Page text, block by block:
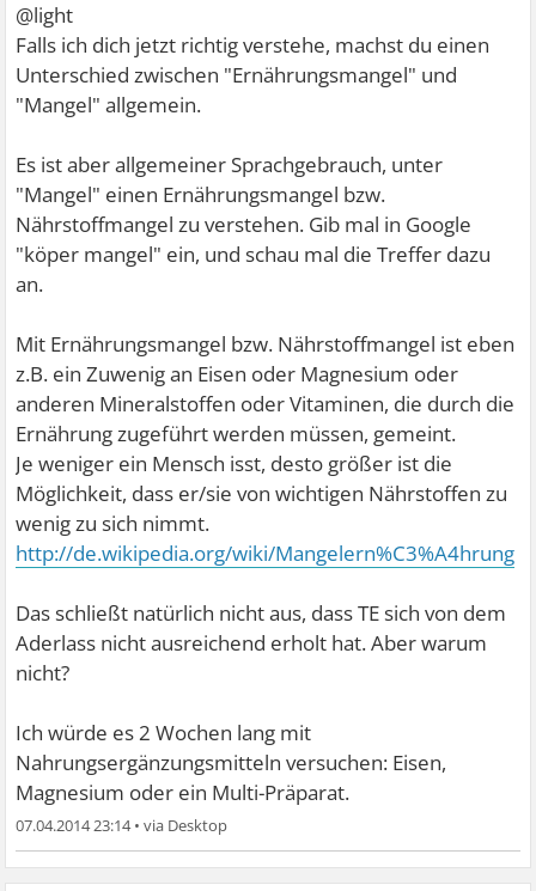
@light
Falls ich dich jetzt richtig verstehe, machst du einen
Unterschied zwischen "Ernährungsmangel" und
"Mangel" allgemein.
Es ist aber allgemeiner Sprachgebrauch, unter
"Mangel" einen Ernährungsmangel bzw.
Nährstoffmangel zu verstehen. Gib mal in Google
"köper mangel" ein, und schau mal die Treffer dazu
an.
Mit Ernährungsmangel bzw. Nährstoffmangel ist eben
z.B. ein Zuwenig an Eisen oder Magnesium oder
anderen Mineralstoffen oder Vitaminen, die durch die
Ernährung zugeführt werden müssen, gemeint.
Je weniger ein Mensch isst, desto größer ist die
Möglichkeit, dass er/sie von wichtigen Nährstoffen zu
wenig zu sich nimmt.
http://de.wikipedia.org/wiki/Mangelern%C3%A4hrung
Das schließt natürlich nicht aus, dass TE sich von dem
Aderlass nicht ausreichend erholt hat. Aber warum
nicht?
Ich würde es 2 Wochen lang mit
Nahrungsergänzungsmitteln versuchen: Eisen,
Magnesium oder ein Multi-Präparat.
07.04.2014 23:14•